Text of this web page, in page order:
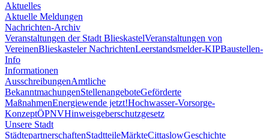
Aktuelles
Aktuelle Meldungen
Nachrichten-Archiv
Veranstaltungen der Stadt BlieskastelVeranstaltungen von
VereinenBlieskasteler NachrichtenLeerstandsmelder-KIPBaustellen-
Info
Informationen
AusschreibungenAmtliche
BekanntmachungenStellenangeboteGeförderte
MaßnahmenEnergiewende jetzt!Hochwasser-Vorsorge-
KonzeptÖPNVHinweisgeberschutzgesetz
Unsere Stadt
StädtepartnerschaftenStadtteileMärkteCittaslowGeschichte